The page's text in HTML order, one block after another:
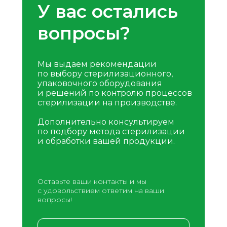
Оставьте ваши контакты и мы
с удовольствием ответим на ваши
вопросы!
У вас остались
вопросы?
Мы выдаем рекомендации
по выбору стерилизационного,
упаковочного оборудования
и решений по контролю процессов
стерилизации на производстве.
Дополнительно консультируем
по подбору метода стерилизации
и обработки вашей продукции.